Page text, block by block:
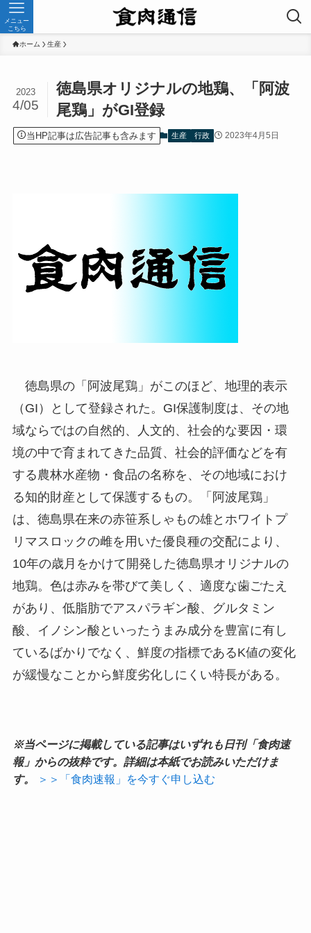
メニュー
こちら
ホーム 生産
徳島県オリジナルの地鶏、「阿波
尾鶏」がGI登録
2023
4/05
当HP記事は広告記事も含みます 生産 行政 2023年4月5日
徳島県の「阿波尾鶏」がこのほど、地理的表示
（GI）として登録された。GI保護制度は、その地
域ならではの自然的、人文的、社会的な要因・環
境の中で育まれてきた品質、社会的評価などを有
する農林水産物・食品の名称を、その地域におけ
る知的財産として保護するもの。「阿波尾鶏」
は、徳島県在来の赤笹系しゃもの雄とホワイトプ
リマスロックの雌を用いた優良種の交配により、
10年の歳月をかけて開発した徳島県オリジナルの
地鶏。色は赤みを帯びて美しく、適度な歯ごたえ
があり、低脂肪でアスパラギン酸、グルタミン
酸、イノシン酸といったうまみ成分を豊富に有し
ているばかりでなく、鮮度の指標であるK値の変化
が緩慢なことから鮮度劣化しにくい特長がある。
※当ページに掲載している記事はいずれも日刊「食肉速
報」からの抜粋です。詳細は本紙でお読みいただけま
す。
＞＞「食肉速報」を今すぐ申し込む